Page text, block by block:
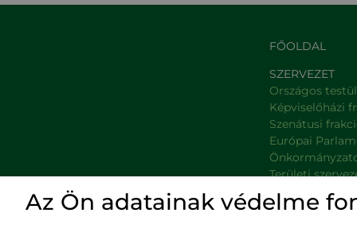
FŐOLDAL
SZERVEZET
Országos
Képviselőházi
Szenátusi
Európai
Területi
Platformok
Az Ön adatainak védelme